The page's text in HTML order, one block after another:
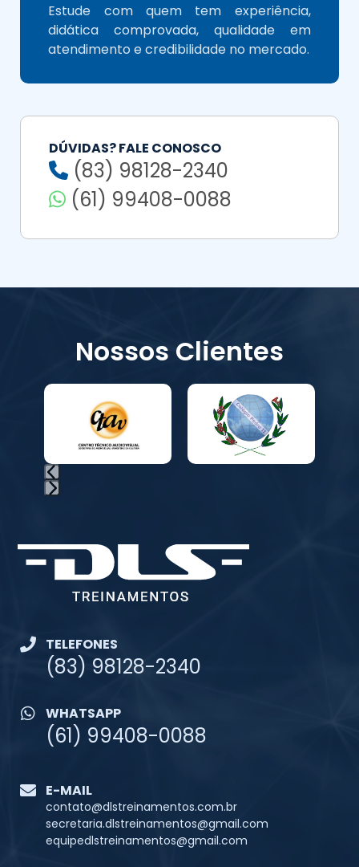
Estude com quem tem experiência,
didática comprovada, qualidade em
atendimento e credibilidade no mercado.
DÚVIDAS? FALE CONOSCO
(83) 98128-2340
(61) 99408-0088
Nossos Clientes
TELEFONES
(83) 98128-2340
WHATSAPP
(61) 99408-0088
E-MAIL
contato@dlstreinamentos.com.br
secretaria.dlstreinamentos@gmail.com
equipedlstreinamentos@gmail.com